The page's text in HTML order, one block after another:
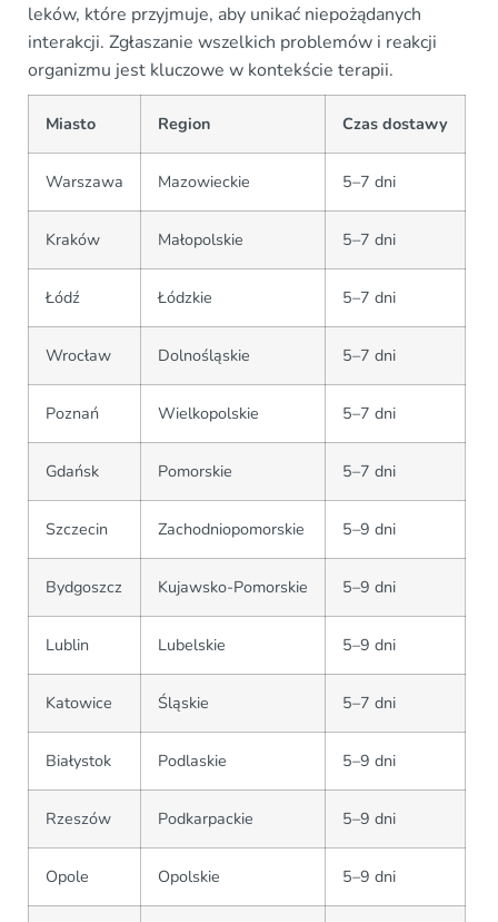
leków, które przyjmuje, aby unikać niepożądanych
interakcji. Zgłaszanie wszelkich problemów i reakcji
organizmu jest kluczowe w kontekście terapii.
Miasto Region Czas dostawy
Warszawa Mazowieckie 5–7 dni
Kraków Małopolskie 5–7 dni
Łódź Łódzkie 5–7 dni
Wrocław Dolnośląskie 5–7 dni
Poznań Wielkopolskie 5–7 dni
Gdańsk Pomorskie 5–7 dni
Szczecin Zachodniopomorskie 5–9 dni
Bydgoszcz Kujawsko-Pomorskie 5–9 dni
Lublin Lubelskie 5–9 dni
Katowice Śląskie 5–7 dni
Białystok Podlaskie 5–9 dni
Rzeszów Podkarpackie 5–9 dni
Opole Opolskie 5–9 dni